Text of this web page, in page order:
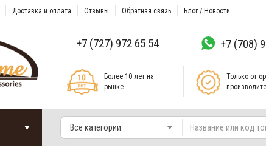
Доставка и оплата Отзывы Обратная связь Блог / Новости
+7 (727) 972 65 54 +7 (708)
Более 10 лет на
рынке
Только от
Все категории